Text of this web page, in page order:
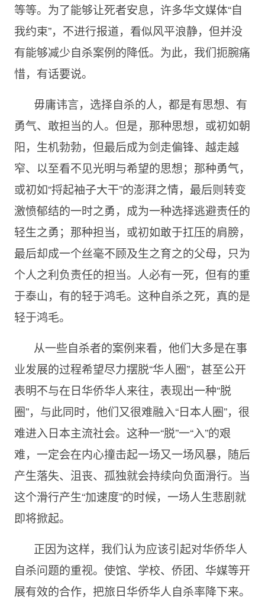
等等。为了能够让死者安息，许多华文媒体“自
我约束”，不进行报道，看似风平浪静，但并没
有能够减少自杀案例的降低。为此，我们扼腕痛
惜，有话要说。
毋庸讳言，选择自杀的人，都是有思想、有
勇气、敢担当的人。但是，那种思想，或初如朝
阳，生机勃勃，但最后成为剑走偏锋、越走越
窄、以至看不见光明与希望的思想；那种勇气，
或初如“捋起袖子大干”的澎湃之情，最后则转变
激愤郁结的一时之勇，成为一种选择逃避责任的
轻生之勇；那种担当，或初如敢于扛压的肩膀，
最后却成一个丝毫不顾及生之育之的父母，只为
个人之利负责任的担当。人必有一死，但有的重
于泰山，有的轻于鸿毛。这种自杀之死，真的是
轻于鸿毛。
从一些自杀者的案例来看，他们大多是在事
业发展的过程希望尽力摆脱“华人圈”，甚至公开
表明不与在日华侨华人来往，表现出一种“脱
圈”，与此同时，他们又很难融入“日本人圈”，很
难进入日本主流社会。这种一“脱”一“入”的艰
难，一定会在内心撞击起一场又一场风暴，随后
产生落失、沮丧、孤独就会持续向负面滑行。当
这个滑行产生“加速度”的时候，一场人生悲剧就
即将掀起。
正因为这样，我们认为应该引起对华侨华人
自杀问题的重视。使馆、学校、侨团、华媒等开
展有效的合作，把旅日华侨华人自杀率降下来。